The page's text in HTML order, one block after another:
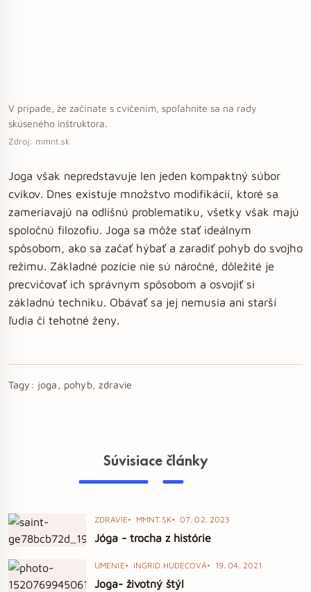
V prípade, že začínate s cvičením, spoľahnite sa na rady
skúseného inštruktora.
Zdroj: mmnt.sk
Joga však nepredstavuje len jeden kompaktný súbor
cvikov. Dnes existuje množstvo modifikácií, ktoré sa
zameriavajú na odlišnú problematiku, všetky však majú
spoločnú filozofiu. Joga sa môže stať ideálnym
spôsobom, ako sa začať hýbať a zaradiť pohyb do svojho
režimu. Základné pozície nie sú náročné, dôležité je
precvičovať ich správnym spôsobom a osvojiť si
základnú techniku. Obávať sa jej nemusia ani starší
ľudia či tehotné ženy.
Tagy: joga, pohyb, zdravie
Súvisiace články
ZDRAVIE MMNT.SK 07. 02. 2023
Jóga - trocha z histórie
UMENIE INGRID HUDECOVÁ 19. 04. 2021
Joga- životný štýl